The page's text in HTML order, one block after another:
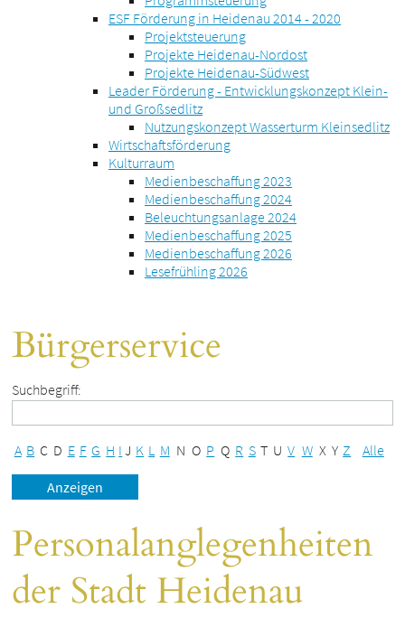
ESF Förderung in Heidenau 2014 - 2020
Projektsteuerung
Projekte Heidenau-Nordost
Projekte Heidenau-Südwest
Leader Förderung - Entwicklungskonzept Klein-
und Großsedlitz
Nutzungskonzept Wasserturm Kleinsedlitz
Wirtschaftsförderung
Kulturraum
Medienbeschaffung 2023
Medienbeschaffung 2024
Beleuchtungsanlage 2024
Medienbeschaffung 2025
Medienbeschaffung 2026
Lesefrühling 2026
Bürgerservice
Suchbegriff:
A B C D E F G H I J K L M N O P Q R S T U V W X Y Z Alle
Personalanglegenheiten
der Stadt Heidenau